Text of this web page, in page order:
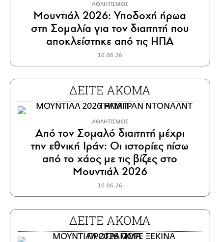
ΑΘΛΗΤΙΣΜΟΣ
Μουντιάλ 2026: Υποδοχή ήρωα
στη Σομαλία για τον διαιτητή που
αποκλείστηκε από τις ΗΠΑ
10.06.26
ΔΕΙΤΕ ΑΚΟΜΑ
ΑΘΛΗΤΙΣΜΟΣ
Από τον Σομαλό διαιτητή μέχρι
την εθνική Ιράν: Οι ιστορίες πίσω
από το χάος με τις βίζες στο
Μουντιάλ 2026
10.06.26
ΔΕΙΤΕ ΑΚΟΜΑ